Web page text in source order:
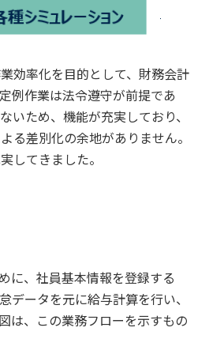
効率化を目的として、財務会計
例作業は法令遵守が前提であ
いため、機能が充実しており、
る差別化の余地がありません。
してきました。
に、社員基本情報を登録する
データを元に給与計算を行い、
は、この業務フローを示すもの